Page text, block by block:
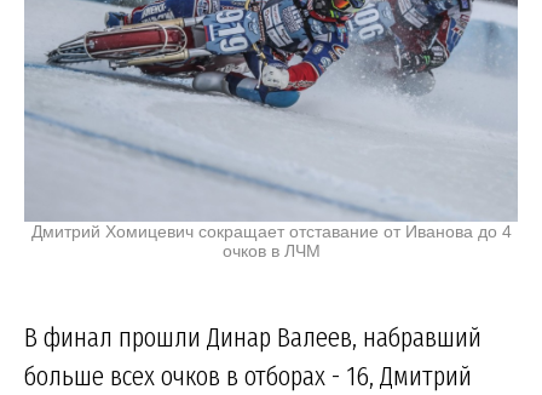
Дмитрий Хомицевич сокращает отставание от Иванова до 4
очков в ЛЧМ
В финал прошли Динар Валеев, набравший
больше всех очков в отборах - 16, Дмитрий